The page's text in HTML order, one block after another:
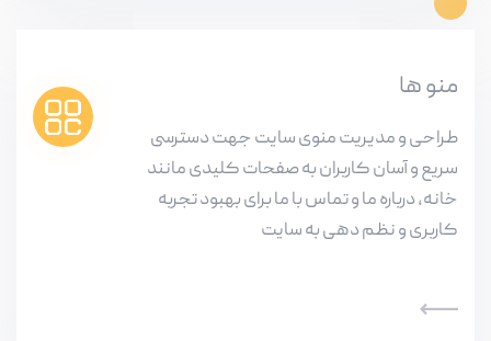
منو ها
طراحی و مدیریت منوی سایت جهت دسترسی
سریع و آسان کاربران به صفحات کلیدی مانند
خانه، درباره ما و تماس با ما برای بهبود تجربه
کاربری و نظم دهی به سایت